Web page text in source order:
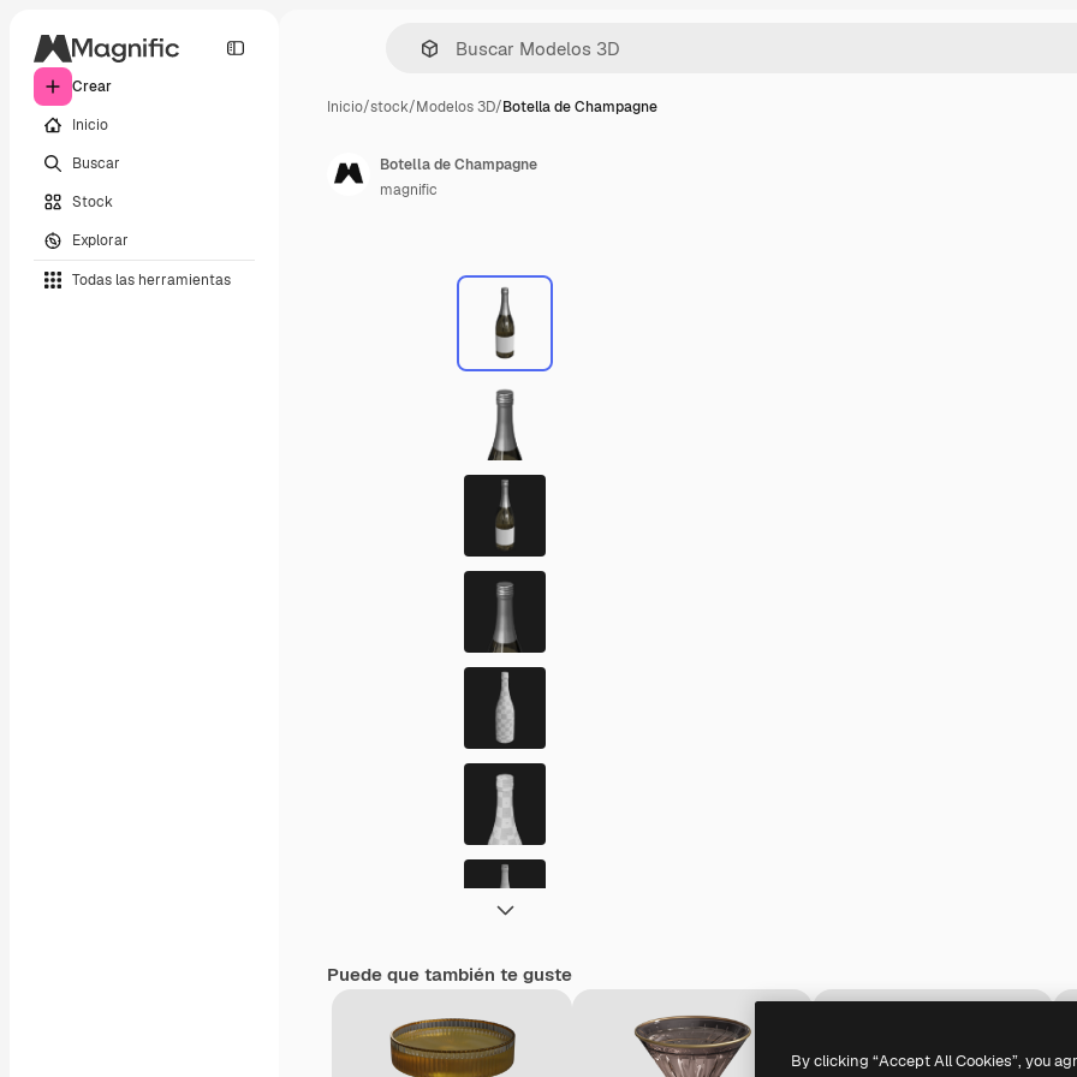
Crear
Inicio
Buscar
Stock
Explorar
Todas las herramientas
Inicio/stock/Modelos 3D/Botella de Champagne
Botella de Champagne
magnific
Puede que también te guste
By clicking “Accept All Cookies”, you